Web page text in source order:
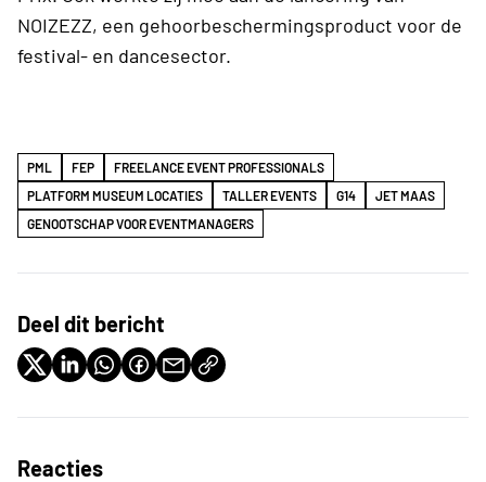
NOIZEZZ, een gehoorbeschermingsproduct voor de
festival- en dancesector.
PML FEP
FREELANCE EVENT PROFESSIONALS
PLATFORM MUSEUM LOCATIES
TALLER EVENTS G14
JET MAAS
GENOOTSCHAP VOOR EVENTMANAGERS
Deel dit bericht
Reacties